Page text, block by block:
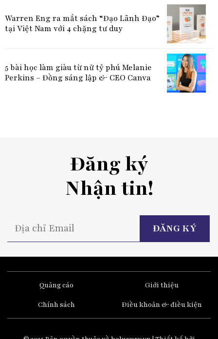
Warren Eng ra mắt sách “Đạo Lãnh Đạo”
tại Việt Nam với 4 chặng tư duy
5 bài học làm giàu từ nữ tỷ phú Melanie
Perkins – Đồng sáng lập & CEO Canva
Đăng ký
Nhận tin!
Quảng cáo Giới thiệu
Chính sách Điều khoản & điều kiện